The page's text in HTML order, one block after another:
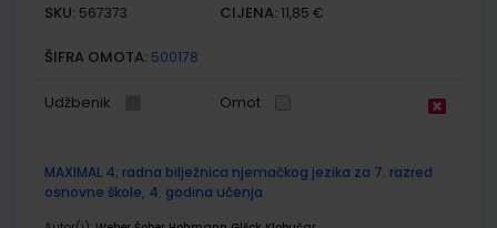
SKU: 567373 CIJENA: 11,85 €
ŠIFRA OMOTA: 500178
Udžbenik Omot
MAXIMAL 4; radna bilježnica njemačkog jezika za 7. razred
osnovne škole, 4. godina učenja